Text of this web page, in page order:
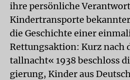
ihre persönliche
Kindertransporte
die Geschichte einer
Rettungsaktion: Kurz nach
tallnacht« 1938 beschloss
gierung, Kinder aus